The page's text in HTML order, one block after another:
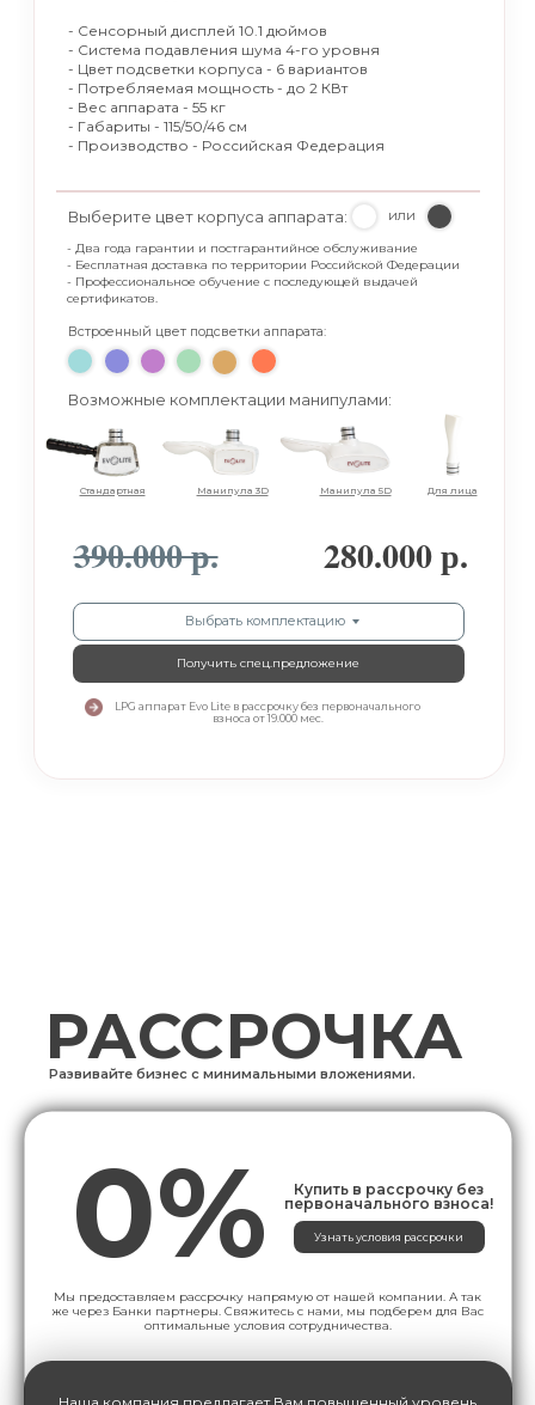
Выбрать комплектацию
Получить cпец.предложение
- Сенсорный дисплей 10.1 дюймов
- Система подавления шума 4-го уровня
- Цвет подсветки корпуса - 6 вариантов
- Потребляемая мощность - до 2 КВт
- Вес аппарата - 55 кг
- Габариты - 115/50/46 см
- Производство - Российская Федерация
- Два года гарантии и постгарантийное обслуживание
- Бесплатная доставка по территории Российской Федерации
- Профессиональное обучение с последующей выдачей
сертификатов.
LPG аппарат Evo Lite в рассрочку без первоначального
взноса от 19.000 мес.
Выберите цвет корпуса аппарата: или
Возможные комплектации манипулами:
Встроенный цвет подсветки аппарата:
Манипула 3D Манипула 5D Для лица
Стандартная
390.000 р. 280.000 р.
Развивайте бизнес с минимальными вложениями.
РАССРОЧКА
0%
ВЫГОДНЫЙ КРЕДИТ И
Первый взнос
Купить в рассрочку без
первоначального взноса!
Мы предоставляем рассрочку напрямую от нашей компании. А так
же через Банки партнеры. Свяжитесь с нами, мы подберем для Вас
оптимальные условия сотрудничества.
Узнать условия рассрочки